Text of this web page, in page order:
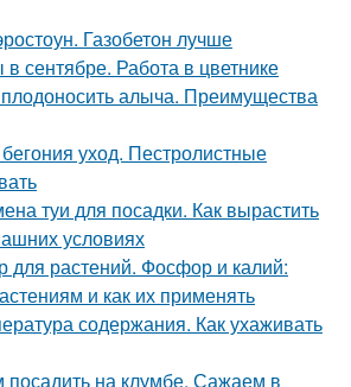
Газобетон лучше
сентябре. Работа в цветнике
плодоносить алыча. Преимущества
уход. Пестролистные
туи для посадки. Как вырастить
условиях
для растений. Фосфор и калий:
и как их применять
содержания. Как ухаживать
на клумбе. Сажаем в